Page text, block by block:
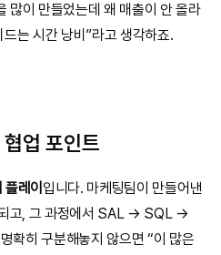
많이 만들었는데 왜 매출이 안 올라
는 시간 낭비”라고 생각하죠.
업 포인트
레이 입니다. 마케팅팀이 만들어낸
고, 그 과정에서 SAL → SQL →
히 구분해놓지 않으면 “이 많은